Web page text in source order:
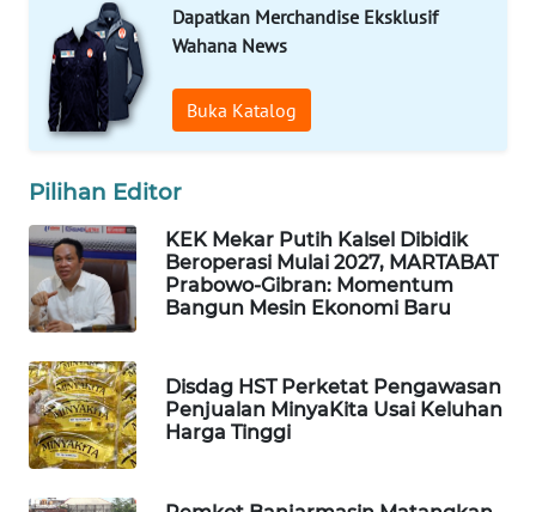
Dapatkan Merchandise Eksklusif
Wahana News
Buka Katalog
Pilihan Editor
KEK Mekar Putih Kalsel Dibidik
Beroperasi Mulai 2027, MARTABAT
Prabowo-Gibran: Momentum
Bangun Mesin Ekonomi Baru
Disdag HST Perketat Pengawasan
Penjualan MinyaKita Usai Keluhan
Harga Tinggi
MAWAKA
ID
MARTABAT
NET
WATCH
MKLI
LPKKI
LKKI
KOPEKLIN